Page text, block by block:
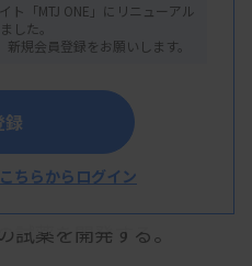
花巻市）とセルスペク
外診断用医薬品の共同
試薬を開発する。
ト「MTJ ONE」にリニューアル
した。
規会員登録をお願いします。
録
ちらからログイン